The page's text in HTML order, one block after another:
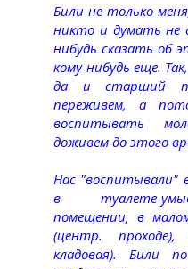
Били не только
никто и думать
нибудь сказать об
кому-нибудь еще.
да и старший
переживем, а
воспитывать
доживем до этого
Нас "воспитывали"
в туалете-
помещении, в
(центр.
кладовая). Били